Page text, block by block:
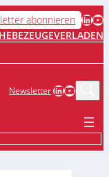
abonnieren LinkedIn YouTube
VERLADEN
NewsletterLinkedIn